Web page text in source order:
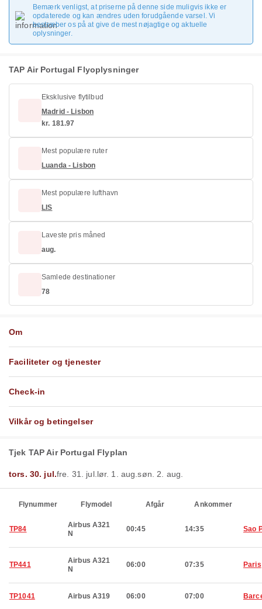
Bemærk venligst, at priserne på denne side muligvis ikke er
opdaterede og kan ændres uden forudgående varsel. Vi
bestræber os på at give de mest nøjagtige og aktuelle
oplysninger.
TAP Air Portugal Flyoplysninger
Eksklusive flytilbud
Madrid - Lisbon
kr. 181.97
Mest populære ruter
Luanda - Lisbon
Mest populære lufthavn
LIS
Laveste pris måned
aug.
Samlede destinationer
78
Om
Faciliteter og tjenester
Check-in
Vilkår og betingelser
Tjek TAP Air Portugal Flyplan
tors. 30. jul.fre. 31. jul. lør. 1. aug.søn. 2. aug.
Flynummer Flymodel Afgår Ankommer
TP84
Airbus A321
N
00:45 14:35 Sao
TP441
Airbus A321
N
06:00 07:35 Paris
TP1041 Airbus A319 06:00 07:00